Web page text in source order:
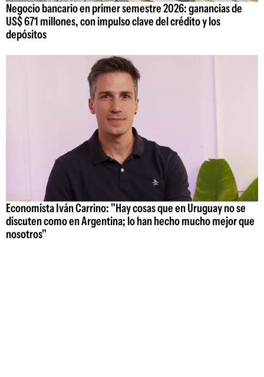
Negocio bancario en primer semestre 2026: ganancias de
US$ 671 millones, con impulso clave del crédito y los
depósitos
Economista Iván Carrino: "Hay cosas que en Uruguay no se
discuten como en Argentina; lo han hecho mucho mejor que
nosotros"